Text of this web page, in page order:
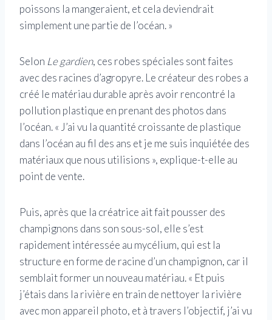
poissons la mangeraient, et cela deviendrait
simplement une partie de l’océan. »
Selon Le gardien, ces robes spéciales sont faites
avec des racines d’agropyre. Le créateur des robes a
créé le matériau durable après avoir rencontré la
pollution plastique en prenant des photos dans
l’océan. « J’ai vu la quantité croissante de plastique
dans l’océan au fil des ans et je me suis inquiétée des
matériaux que nous utilisions », explique-t-elle au
point de vente.
Puis, après que la créatrice ait fait pousser des
champignons dans son sous-sol, elle s’est
rapidement intéressée au mycélium, qui est la
structure en forme de racine d’un champignon, car il
semblait former un nouveau matériau. « Et puis
j’étais dans la rivière en train de nettoyer la rivière
avec mon appareil photo, et à travers l’objectif, j’ai vu